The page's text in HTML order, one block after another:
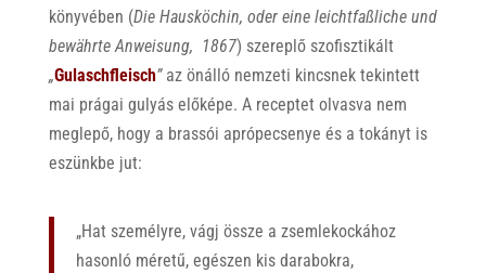
könyvében (Die Hausköchin, oder eine leichtfaßliche und
bewährte Anweisung, 1867) szereplő szofisztikált
„Gulaschfleisch”az önálló nemzeti kincsnek tekintett
mai prágai gulyás előképe. A receptet olvasva nem
meglepő, hogy a brassói aprópecsenye és a tokányt is
eszünkbe jut:
„Hat személyre, vágj össze a zsemlekockához
hasonló méretű, egészen kis darabokra,